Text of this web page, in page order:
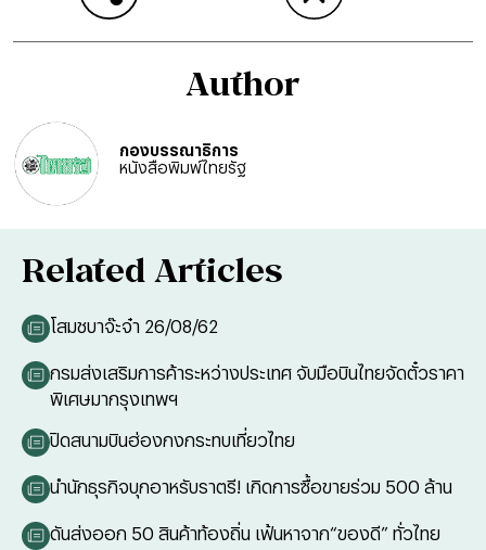
Author
กองบรรณาธิการ
หนังสือพิมพ์ไทยรัฐ
Related Articles
โสมชบาจ๊ะจ๋า 26/08/62
กรมส่งเสริมการค้าระหว่างประเทศ จับมือบินไทยจัดตั๋วราคา
พิเศษมากรุงเทพฯ
ปิดสนามบินฮ่องกงกระทบเที่ยวไทย
นำนักธุรกิจบุกอาหรับราตรี! เกิดการซื้อขายร่วม 500 ล้าน
ดันส่งออก 50 สินค้าท้องถิ่น เฟ้นหาจาก“ของดี” ทั่วไทย